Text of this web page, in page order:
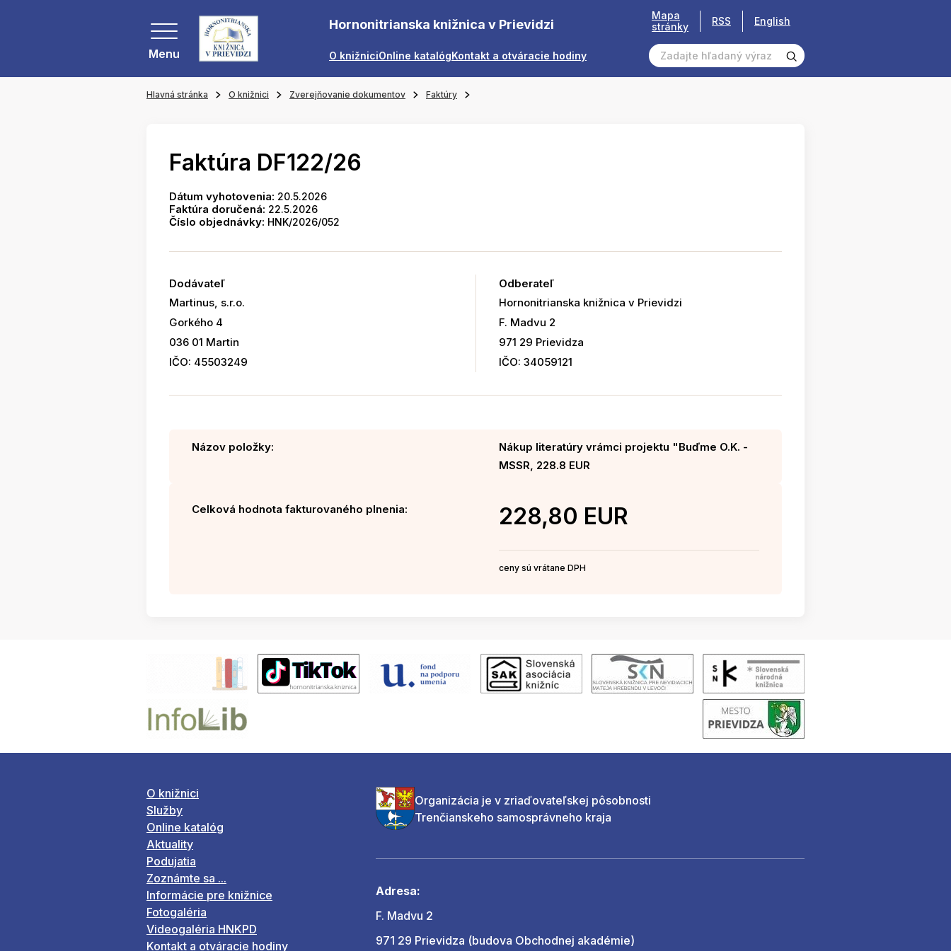
Menu
Hornonitrianska knižnica v Prievidzi
O knižniciOnline katalógKontakt a otváracie hodiny
Mapa
stránky
RSS English
Hlavná stránka O knižnici Zverejňovanie dokumentov Faktúry
Faktúra DF122/26
Dátum vyhotovenia: 20.5.2026
Faktúra doručená: 22.5.2026
Číslo objednávky: HNK/2026/052
Dodávateľ
Martinus, s.r.o.
Gorkého 4
036 01 Martin
IČO: 45503249
Odberateľ
Hornonitrianska knižnica v Prievidzi
F. Madvu 2
971 29 Prievidza
IČO: 34059121
Názov položky:
Nákup literatúry vrámci projektu "Buďme O.K. -
MSSR, 228.8 EUR
Celková hodnota fakturovaného plnenia: 228,80 EUR
ceny sú vrátane DPH
O knižnici
Služby
Online katalóg
Aktuality
Podujatia
Zoznámte sa ...
Informácie pre knižnice
Fotogaléria
Videogaléria HNKPD
Kontakt a otváracie hodiny
Organizácia je v zriaďovateľskej pôsobnosti
Trenčianskeho samosprávneho kraja
Adresa:
F. Madvu 2
971 29 Prievidza (budova Obchodnej akadémie)